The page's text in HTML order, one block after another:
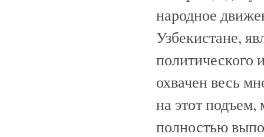
народное
Узбекистане,
политического
охвачен весь
на этот
полностью